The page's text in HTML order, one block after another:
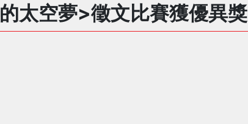
太空夢>徵文比賽獲優異獎